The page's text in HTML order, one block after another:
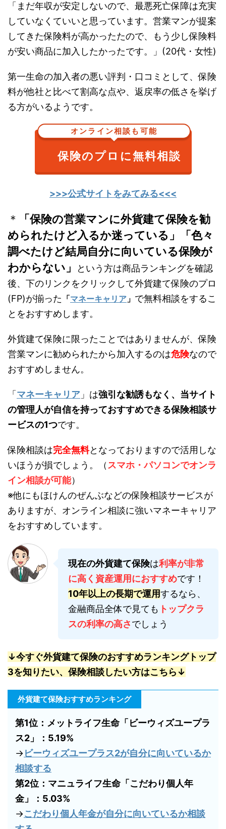
「まだ年収が安定しないので、最悪死亡保障は充実
していなくていいと思っています。営業マンが提案
してきた保険料が高かったたので、もう少し保険料
が安い商品に加入したかったです。」(20代・女性)
第一生命の加入者の悪い評判・口コミとして、保険
料が他社と比べて割高な点や、返戻率の低さを挙げ
る方がいるようです。
オンライン相談も可能
保険のプロに無料相談
>>>公式サイトをみてみる<<<
＊
「保険の営業マンに外貨建て保険を勧
められたけど入るか迷っている」「色々
調べたけど結局自分に向いている保険が
わからない」
という方は商品ランキングを確認
後、下のリンクをクリックして外貨建て保険のプロ
(FP)が揃った 「マネーキャリア 」 で無料相談をするこ
とをおすすめします。
外貨建て保険に限ったことではありませんが、保険
営業マンに勧められたから加入するのは危険なので
おすすめしません。
「 マネーキャリア 」は強引な勧誘もなく、当サイト
の管理人が自信を持っておすすめできる保険相談サ
ービスの1つです。
保険相談は完全無料となっておりますので活用しな
いほうが損でしょう。（ スマホ・パソコンでオンラ
イン相談が可能）
※他にもほけんのぜんぶなどの保険相談サービスが
ありますが、オンライン相談に強いマネーキャリア
をおすすめしています。
現在の外貨建て保険は利率が非常
に高く資産運用におすすめです！
10年以上の長期で運用するなら、
金融商品全体で見ても トップクラ
スの利率の高さでしょう
↓今すぐ外貨建て保険のおすすめランキングトップ
3を知りたい、保険相談したい方はこちら↓
外貨建て保険おすすめランキング
第1位：メットライフ生命「ビーウィズユープラ
ス2」：5.19%
→ビーウィズユープラス2が自分に向いているか
相談する
第2位：マニュライフ生命「こだわり個人年
金」：5.03%
→こだわり個人年金が自分に向いているか相談